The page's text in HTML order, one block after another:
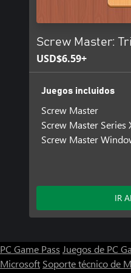
Screw Master:
USD$6.59+
Juegos incluidos
Screw Master
Screw Master Series
Screw Master
IR
PC Game Pass Juegos de PC
Microsoft Soporte técnico de